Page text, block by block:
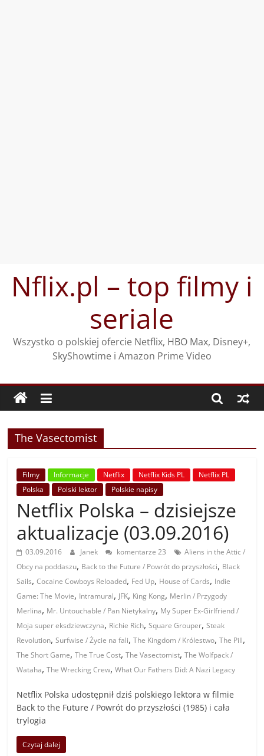
treściNflix.pl – top filmy i
seriale
Wszystko o polskiej ofercie Netflix, HBO Max, Disney+,
SkyShowtime i Amazon Prime Video
The Vasectomist
Filmy Informacje Netflix Netflix Kids PL
Netflix PL
Polska
Polski lektor Polskie napisy
Netflix Polska – dzisiejsze
aktualizacje (03.09.2016)
03.09.2016 Janek komentarze 23
Aliens in the Attic /
Obcy na poddaszu, Back to the Future / Powrót do przyszłości, Black
Sails,Cocaine Cowboys Reloaded, Fed Up, House of Cards, Indie
Game: The Movie, Intramural, JFK, King Kong, Merlin / Przygody
Merlina, Mr. Untouchable / Pan Nietykalny, My Super Ex-Girlfriend /
Moja super eksdziewczyna, Richie Rich,Square Grouper,Steak
Revolution,Surfwise / Życie na fali,The Kingdom / Królestwo,The Pill,
The Short Game,The True Cost,The Vasectomist,The Wolfpack /
Wataha,The Wrecking Crew,What Our Fathers Did: A Nazi Legacy
Netflix Polska udostępnił dziś polskiego lektora w filmie
Back to the Future / Powrót do przyszłości (1985) i cała
trylogia
Czytaj dalej